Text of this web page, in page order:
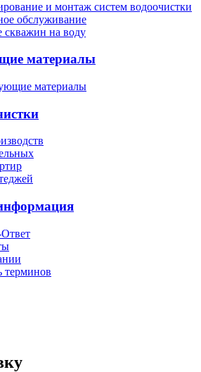
и монтаж систем водоочистки
обслуживание
скважин на воду
материалы
материалы
терминов